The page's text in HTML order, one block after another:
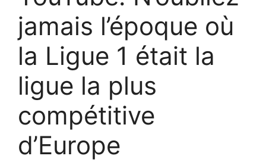
jamais l’époque où
la Ligue 1 était la
ligue la plus
compétitive
d’Europe